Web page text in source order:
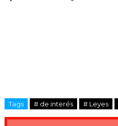
Tags # de interés # Leyes